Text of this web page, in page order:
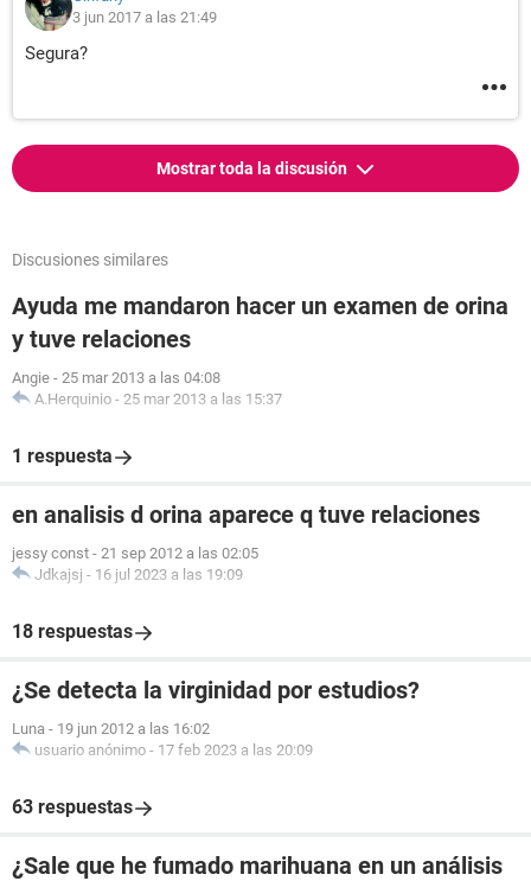
3 jun 2017 a las 21:49
Segura?
Mostrar toda la discusión
Discusiones similares
Ayuda me mandaron hacer un examen de orina
y tuve relaciones
Angie - 25 mar 2013 a las 04:08
A.Herquinio - 25 mar 2013 a las 15:37
1 respuesta
en analisis d orina aparece q tuve relaciones
jessy const - 21 sep 2012 a las 02:05
Jdkajsj - 16 jul 2023 a las 19:09
18 respuestas
¿Se detecta la virginidad por estudios?
Luna - 19 jun 2012 a las 16:02
usuario anónimo - 17 feb 2023 a las 20:09
63 respuestas
¿Sale que he fumado marihuana en un análisis